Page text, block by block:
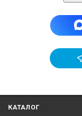
КАТАЛОГ